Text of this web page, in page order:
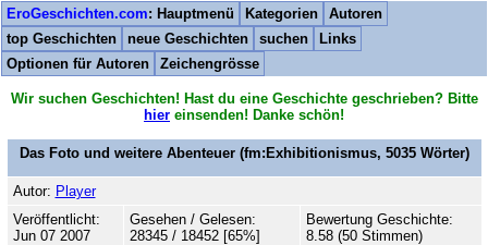
EroGeschichten.com: Hauptmenü Kategorien
Autoren
top Geschichten
neue Geschichten suchen
Links
Optionen für Autoren
Zeichengrösse
Wir suchen Geschichten! Hast du eine Geschichte geschrieben? Bitte
hier einsenden! Danke schön!
Das Foto und weitere Abenteuer(fm:Exhibitionismus, 5035Wörter)
Autor: Player
Veröffentlicht:
Jun 07 2007
Gesehen / Gelesen:
28345 / 18452 [65%]
Bewertung Geschichte:
8.58 (50 Stimmen)